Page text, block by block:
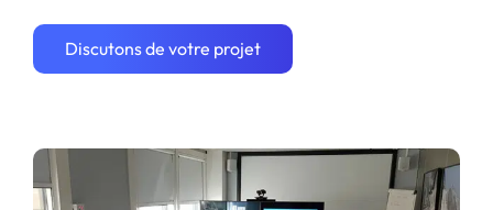
Discutons de votre projet